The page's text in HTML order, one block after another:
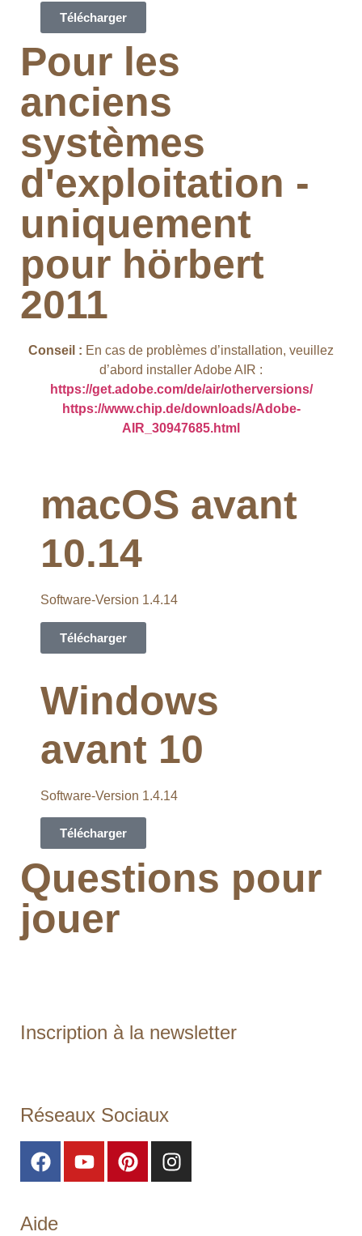
Télécharger
Pour les
anciens
systèmes
d'exploitation -
uniquement
pour hörbert
2011​
Conseil : En cas de problèmes d’installation, veuillez
d’abord installer Adobe AIR :
https://get.adobe.com/de/air/otherversions/
https://www.chip.de/downloads/Adobe-
AIR_30947685.html
macOS avant
10.14
Software-Version 1.4.14
Télécharger
Windows
avant 10
Software-Version 1.4.14
Télécharger
Questions pour
jouer
Inscription à la newsletter
Réseaux Sociaux
Aide